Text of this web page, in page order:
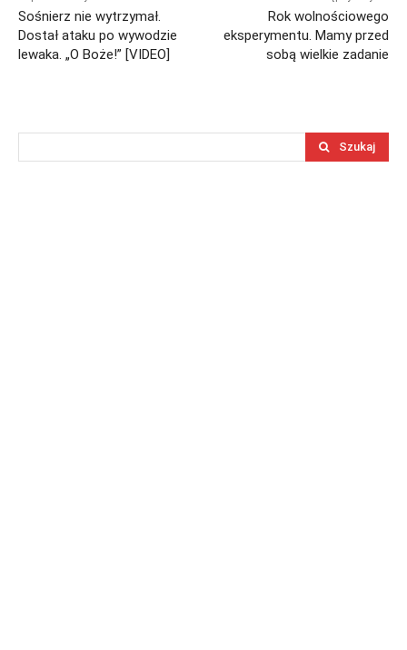
Sośnierz nie wytrzymał.
Dostał ataku po wywodzie
lewaka. „O Boże!” [VIDEO]
Rok wolnościowego
eksperymentu. Mamy przed
sobą wielkie zadanie
Szukaj